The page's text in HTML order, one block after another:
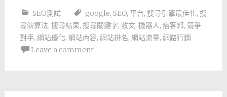
SEO測試 google, SEO, 平台, 搜尋引擎最佳化, 搜
尋演算法, 搜尋結果, 搜尋關鍵字, 收文, 機器人, 痞客邦, 競爭
對手, 網站優化, 網站內容, 網站排名, 網站流量, 網路行銷
Leave a comment